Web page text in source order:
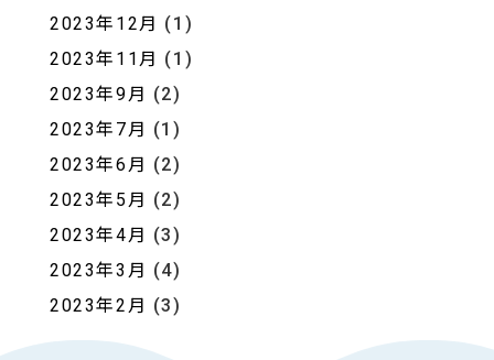
2023年12月 (1)
2023年11月 (1)
2023年9月 (2)
2023年7月 (1)
2023年6月 (2)
2023年5月 (2)
2023年4月 (3)
2023年3月 (4)
2023年2月 (3)